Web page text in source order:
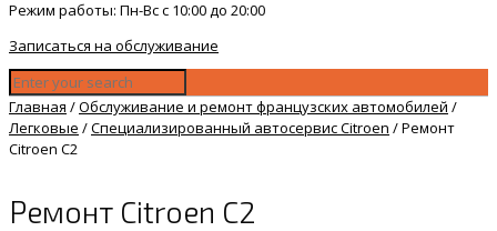
Режим работы: Пн-Вс с 10:00 до 20:00
Записаться на обслуживание
Главная /Обслуживание и ремонт французских автомобилей /
Легковые /Специализированный автосервис Citroen /Ремонт
Citroen C2
Ремонт Citroen C2